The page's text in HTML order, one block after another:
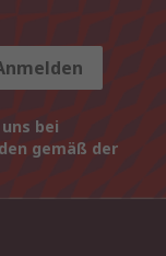
bei
gemäß der